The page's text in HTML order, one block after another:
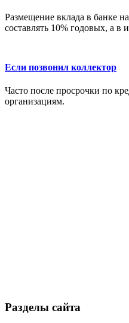
Размещение вклада в банке
составлять 10% годовых, а в
Если позвонил коллектор
Часто после просрочки по
организациям.
Разделы сайта